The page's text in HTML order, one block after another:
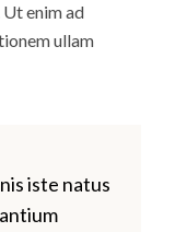
enim ad
ullam
iste natus